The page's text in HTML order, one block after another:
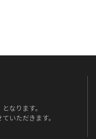
なります。
いただきます。